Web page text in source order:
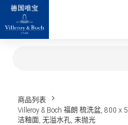
商品列表
Villeroy & Boch 福朗 梳洗盆, 800 x
洁釉面, 无溢水孔, 未抛光